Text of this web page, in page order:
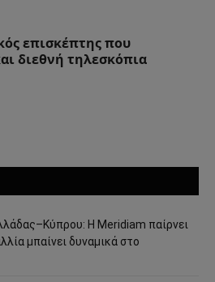
επισκέπτης που
διεθνή τηλεσκόπια
Η Meridiam παίρνει
μπαίνει δυναμικά στο